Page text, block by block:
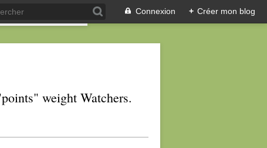
Connexion + Créer mon blog
weight Watchers.